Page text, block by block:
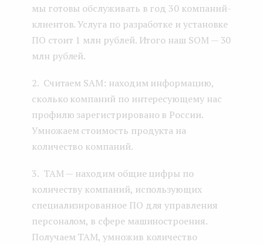
мы готовы обслуживать в год 30 компаний-
клиентов. Услуга по разработке и установке
ПО стоит 1 млн рублей. Итого наш SOM — 30
млн рублей.
2. Считаем SAM: находим информацию,
сколько компаний по интересующему нас
профилю зарегистрировано в России.
Умножаем стоимость продукта на
количество компаний.
3. TAM — находим общие цифры по
количеству компаний, использующих
специализированное ПО для управления
персоналом, в сфере машиностроения.
Получаем TAM, умножив количество